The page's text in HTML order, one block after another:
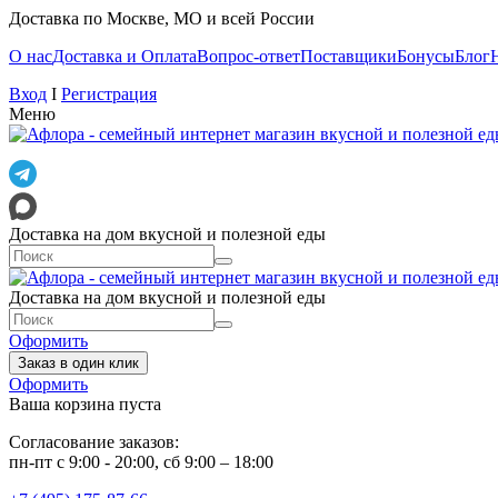
Доставка по Москве, МО и всей России
О насДоставка и ОплатаВопрос-ответПоставщикиБонусыБлог
Вход I Регистрация
Меню
Доставка на дом вкусной и полезной еды
Доставка на дом вкусной и полезной еды
Оформить
Заказ в один клик
Оформить
Ваша корзина пуста
Согласование заказов:
пн-пт с 9:00 - 20:00, сб 9:00 – 18:00